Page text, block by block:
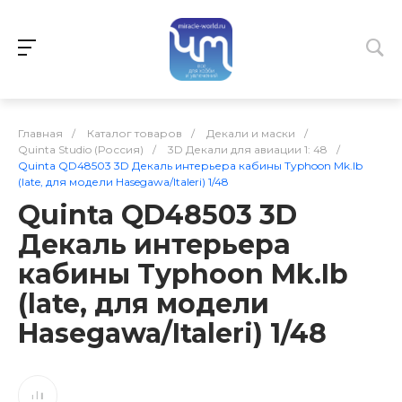
Главная / Каталог товаров / Декали и маски
/
Quinta Studio (Россия)
/ 3D Декали для авиации 1: 48
/
Quinta QD48503 3D Декаль интерьера кабины Typhoon Mk.Ib
(late, для модели Hasegawa/Italeri) 1/48
Quinta QD48503 3D
Декаль интерьера
кабины Typhoon Mk.Ib
(late, для модели
Hasegawa/Italeri) 1/48